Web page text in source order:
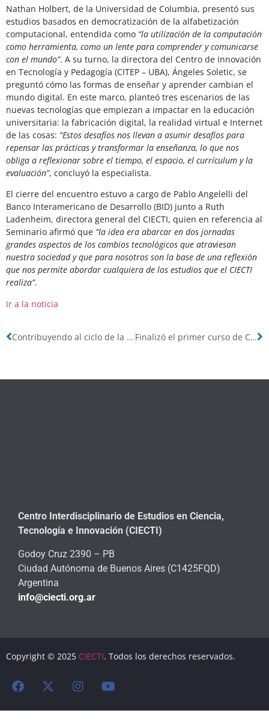
Nathan Holbert, de la Universidad de Columbia, presentó sus
estudios basados en democratización de la alfabetización
computacional, entendida como “la utilización de la computación
como herramienta, como un lente para comprender y comunicarse
con el mundo”. A su turno, la directora del Centro de Innovación
en Tecnología y Pedagogía (CITEP – UBA), Ángeles Soletic, se
preguntó cómo las formas de enseñar y aprender cambian el
mundo digital. En este marco, planteó tres escenarios de las
nuevas tecnologías que empiezan a impactar en la educación
universitaria: la fabricación digital, la realidad virtual e Internet
de las cosas: “Estos desafíos nos llevan a asumir desafíos para
repensar las prácticas y transformar la enseñanza, lo que nos
obliga a reflexionar sobre el tiempo, el espacio, el currículum y la
evaluación”, concluyó la especialista.
El cierre del encuentro estuvo a cargo de Pablo Angelelli del
Banco Interamericano de Desarrollo (BID) junto a Ruth
Ladenheim, directora general del CIECTI, quien en referencia al
Seminario afirmó que “la idea era abarcar en dos jornadas
grandes aspectos de los cambios tecnológicos que atraviesan
nuestra sociedad y que para nosotros son la base de una reflexión
que nos permite abordar cualquiera de los estudios que el CIECTI
realiza”.
Ir a la noticia
Contribuyendo al ciclo de la política pública Finalizó el primer curso de Ciencia de Datos en Salud
Centro Interdisciplinario de Estudios en Ciencia,
Tecnología e Innovación (CIECTI)
Godoy Cruz 2390 – PB
Ciudad Autónoma de Buenos Aires (C1425FQD)
Argentina
info@ciecti.org.ar
Copyright © 2025 CIECTI. Todos los derechos reservados.